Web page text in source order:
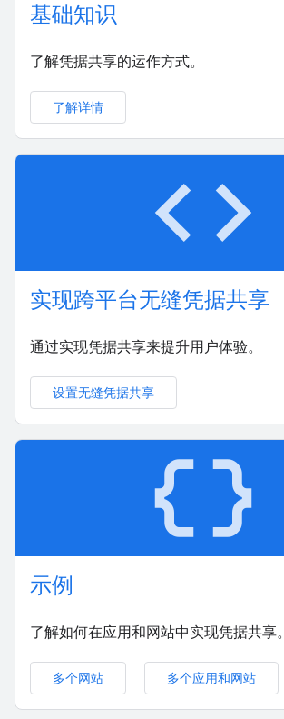
基础知识
了解凭据共享的运作方式。
了解详情
code
实现跨平台无缝凭据共享
通过实现凭据共享来提升用户体验。
设置无缝凭据共享
data_object
示例
了解如何在应用和网站中实现凭据共享。
多个网站 多个应用和网站